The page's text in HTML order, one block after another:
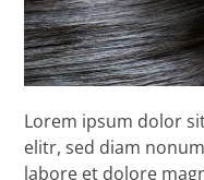
Lorem ipsum dolor
elitr, sed diam
labore et dolore